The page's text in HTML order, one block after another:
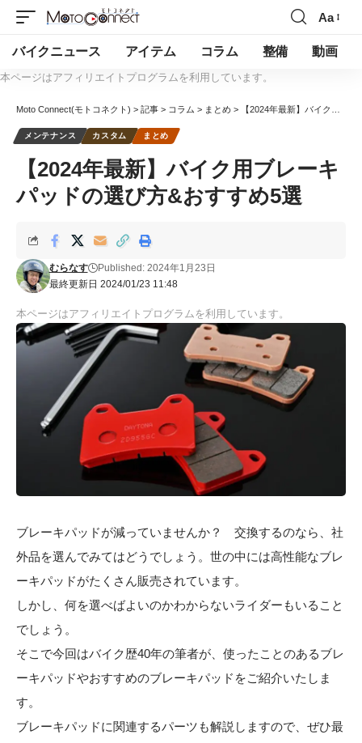
Aa
バイクニュース アイテム コラム 整備 動画
本ページはアフィリエイトプログラムを利用しています。
Moto Connect(モトコネクト) > 記事 > コラム > まとめ > 【2024年最新】バイク用ブレーキパッドの選び方&おすすめ5選
メンテナンス カスタム まとめ
【2024年最新】バイク用ブレーキ
パッドの選び方&おすすめ5選
最終更新日 2024/01/23 11:48
むらなす Published: 2024年1月23日
本ページはアフィリエイトプログラムを利用しています。
ブレーキパッドが減っていませんか？ 交換するのなら、社
外品を選んでみてはどうでしょう。世の中には高性能なブレ
ーキパッドがたくさん販売されています。
しかし、何を選べばよいのかわからないライダーもいること
でしょう。
そこで今回はバイク歴40年の筆者が、使ったことのあるブレ
ーキパッドやおすすめのブレーキパッドをご紹介いたしま
す。
ブレーキパッドに関連するパーツも解説しますので、ぜひ最